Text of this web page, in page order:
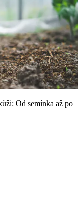
Od semínka až po